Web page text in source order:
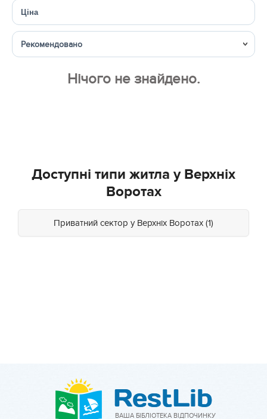
Ціна
Сортувати
Нічого не знайдено.
Доступні типи житла у Верхніх
Воротах
Приватний сектор у Верхніх Воротах (1)
ВАША БІБЛІОТЕКА ВІДПОЧИНКУ